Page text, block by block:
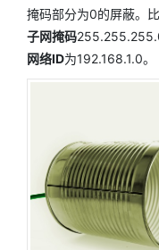
掩码部分为0的屏蔽。
子网掩码
网络ID为192.168.1.0。